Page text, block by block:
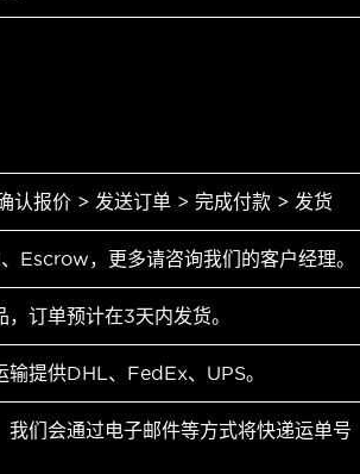
认报价 > 发送订单 > 完成付款 > 发货
Escrow，更多请咨询我们的客户经理。
，订单预计在3天内发货。
输提供DHL、FedEx、UPS。
我们会通过电子邮件等方式将快递运单号